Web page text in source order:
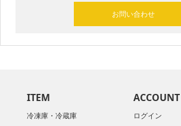
お問い合わせ
ITEM
冷凍庫・冷蔵庫
ACCOUNT
ログイン